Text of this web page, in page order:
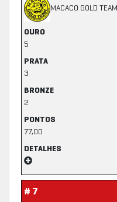
MACACO GOLD TEAM
OURO
5
PRATA
3
BRONZE
2
PONTOS
77,00
DETALHES
# 7